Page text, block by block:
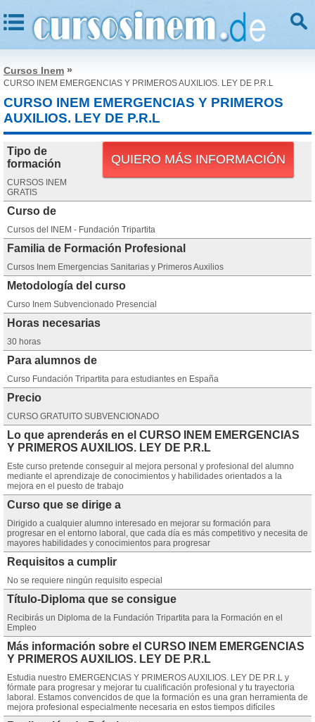
Cursos Inem »
CURSO INEM EMERGENCIAS Y PRIMEROS AUXILIOS. LEY DE P.R.L
CURSO INEM EMERGENCIAS Y PRIMEROS
AUXILIOS. LEY DE P.R.L
QUIERO MÁS INFORMACIÓN
Tipo de
formación
CURSOS INEM
GRATIS
Curso de
Cursos del INEM - Fundación Tripartita
Familia de Formación Profesional
Cursos Inem Emergencias Sanitarias y Primeros Auxilios
Metodología del curso
Curso Inem Subvencionado Presencial
Horas necesarias
30 horas
Para alumnos de
Curso Fundación Tripartita para estudiantes en España
Precio
CURSO GRATUITO SUBVENCIONADO
Lo que aprenderás en el CURSO INEM EMERGENCIAS
Y PRIMEROS AUXILIOS. LEY DE P.R.L
Este curso pretende conseguir al mejora personal y profesional del alumno
mediante el aprendizaje de conocimientos y habilidades orientados a la
mejora en el puesto de trabajo
Curso que se dirige a
Dirigido a cualquier alumno interesado en mejorar su formación para
progresar en el entorno laboral, que cada día es más competitivo y necesita de
mayores habilidades y conocimientos para progresar
Requisitos a cumplir
No se requiere ningún requisito especial
Título-Diploma que se consigue
Recibirás un Diploma de la Fundación Tripartita para la Formación en el
Empleo
Más información sobre el CURSO INEM EMERGENCIAS
Y PRIMEROS AUXILIOS. LEY DE P.R.L
Estudia nuestro EMERGENCIAS Y PRIMEROS AUXILIOS. LEY DE P.R.L y
fórmate para progresar y mejorar tu cualificación profesional y tu trayectoria
laboral. Estamos convencidos de que la formación es una gran herramienta de
mejora profesional especialmente necesaria en estos tiempos difíciles